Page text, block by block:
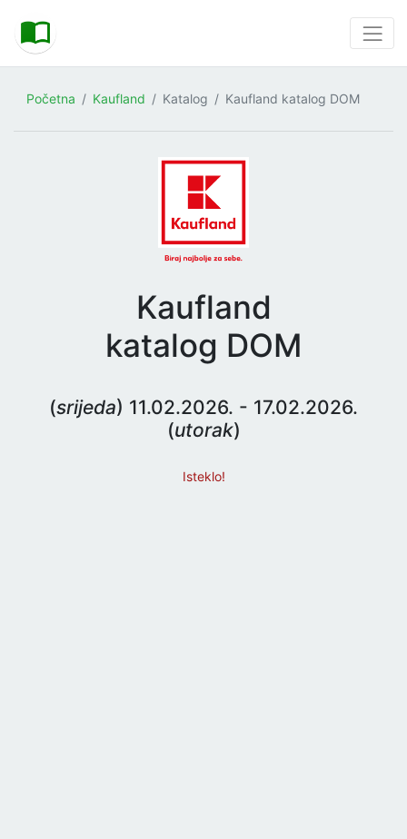
Početna Kaufland Katalog Kaufland katalog DOM
Kaufland
katalog DOM
(srijeda) 11.02.2026. - 17.02.2026.
(utorak)
Isteklo!